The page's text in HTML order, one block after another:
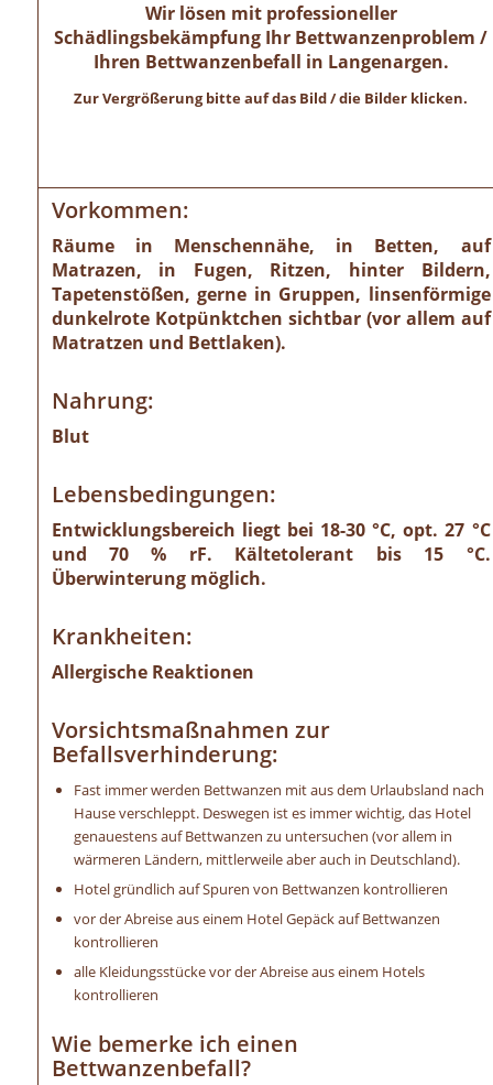
Wir lösen mit professioneller
Schädlingsbekämpfung Ihr Bettwanzenproblem /
Ihren Bettwanzenbefall in Langenargen.
Zur Vergrößerung bitte auf das Bild / die Bilder klicken.
Vorkommen:
Räume in Menschennähe, in Betten, auf
Matrazen, in Fugen, Ritzen, hinter Bildern,
Tapetenstößen, gerne in Gruppen, linsenförmige
dunkelrote Kotpünktchen sichtbar (vor allem auf
Matratzen und Bettlaken).
Nahrung:
Blut
Lebensbedingungen:
Entwicklungsbereich liegt bei 18-30 °C, opt. 27 °C
und 70 % rF. Kältetolerant bis 15 °C.
Überwinterung möglich.
Krankheiten:
Allergische Reaktionen
Vorsichtsmaßnahmen zur
Befallsverhinderung:
Fast immer werden Bettwanzen mit aus dem Urlaubsland nach
Hause verschleppt. Deswegen ist es immer wichtig, das Hotel
genauestens auf Bettwanzen zu untersuchen (vor allem in
wärmeren Ländern, mittlerweile aber auch in Deutschland).
Hotel gründlich auf Spuren von Bettwanzen kontrollieren
vor der Abreise aus einem Hotel Gepäck auf Bettwanzen
kontrollieren
alle Kleidungsstücke vor der Abreise aus einem Hotels
kontrollieren
Wie bemerke ich einen
Bettwanzenbefall?